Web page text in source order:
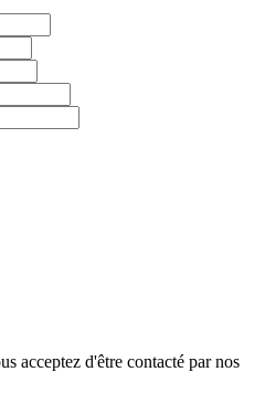
acceptez d'être contacté par nos